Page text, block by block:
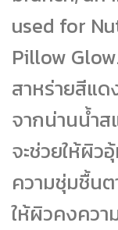
สาหร่ายสีแด
จากน่านน้ำส
จะช่วยให้ผิว
ความชุ่มชื้น
ให้ผิวคงควา